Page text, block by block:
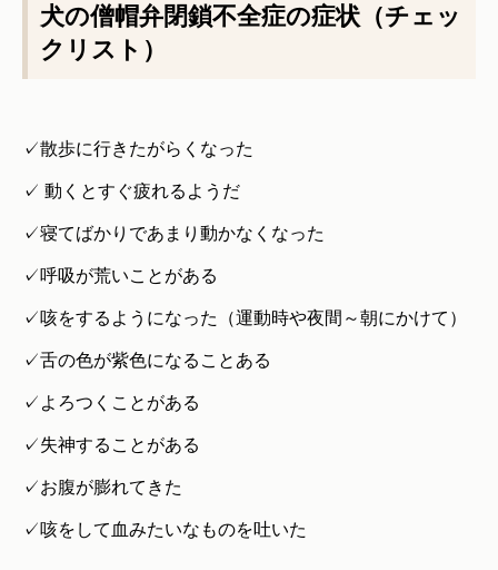
犬の僧帽弁閉鎖不全症の症状（チェッ
クリスト）
✓散歩に行きたがらくなった
✓ 動くとすぐ疲れるようだ
✓寝てばかりであまり動かなくなった
✓呼吸が荒いことがある
✓咳をするようになった（運動時や夜間～朝にかけて）
✓舌の色が紫色になることある
✓よろつくことがある
✓失神することがある
✓お腹が膨れてきた
✓咳をして血みたいなものを吐いた